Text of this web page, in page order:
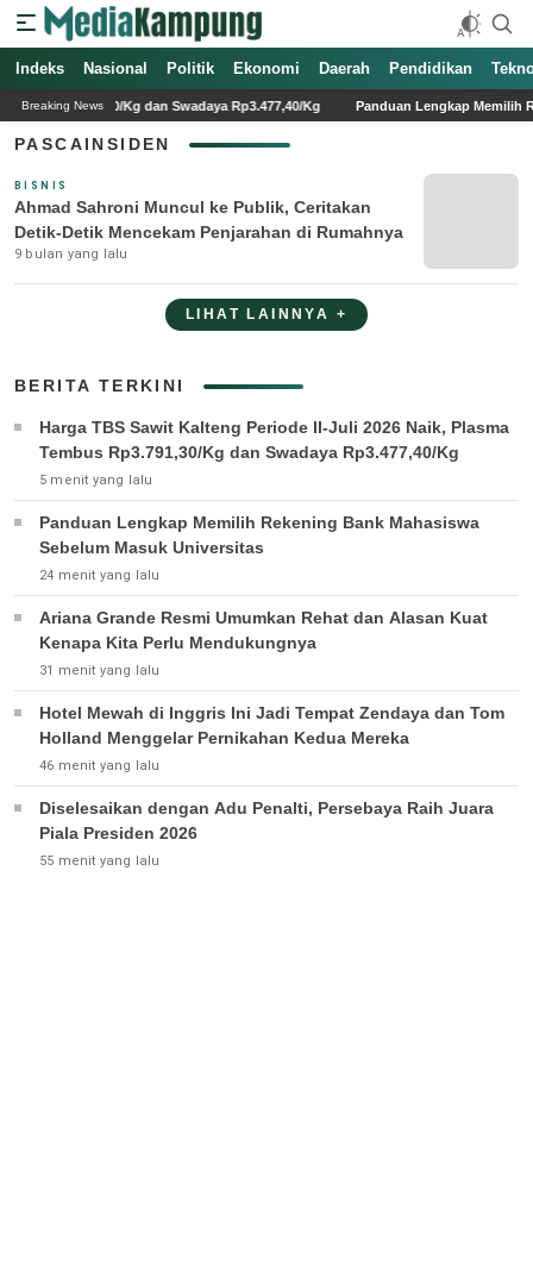
Media Kampung
Media Online Indonesia Terpercaya
Indeks Nasional Politik Ekonomi Daerah Pendidikan
Breaking News
Rp3.791,30/Kg dan Swadaya Rp3.477,40/Kg Panduan Lengkap Memilih
PASCAINSIDEN
BISNIS
Ahmad Sahroni Muncul ke Publik, Ceritakan
Detik-Detik Mencekam Penjarahan di Rumahnya
9 bulan yang lalu
LIHAT LAINNYA +
BERITA TERKINI
Harga TBS Sawit Kalteng Periode II-Juli 2026 Naik, Plasma
Tembus Rp3.791,30/Kg dan Swadaya Rp3.477,40/Kg
5 menit yang lalu
Panduan Lengkap Memilih Rekening Bank Mahasiswa
Sebelum Masuk Universitas
24 menit yang lalu
Ariana Grande Resmi Umumkan Rehat dan Alasan Kuat
Kenapa Kita Perlu Mendukungnya
31 menit yang lalu
Hotel Mewah di Inggris Ini Jadi Tempat Zendaya dan Tom
Holland Menggelar Pernikahan Kedua Mereka
46 menit yang lalu
Diselesaikan dengan Adu Penalti, Persebaya Raih Juara
Piala Presiden 2026
55 menit yang lalu